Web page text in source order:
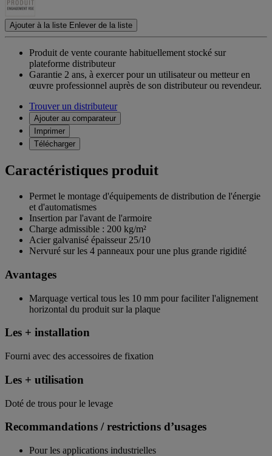
Ajouter à la liste Enlever de la liste
Produit de vente courante habituellement stocké sur
plateforme distributeur
Garantie 2 ans, à exercer pour un utilisateur ou metteur en
œuvre professionnel auprès de son distributeur ou revendeur.
Trouver un distributeur
Ajouter au comparateur
Imprimer
Télécharger
Caractéristiques produit
Permet le montage d'équipements de distribution de l'énergie
et d'automatismes
Insertion par l'avant de l'armoire
Charge admissible : 200 kg/m²
Acier galvanisé épaisseur 25/10
Nervuré sur les 4 panneaux pour une plus grande rigidité
Avantages
Marquage vertical tous les 10 mm pour faciliter l'alignement
horizontal du produit sur la plaque
Les + installation
Fourni avec des accessoires de fixation
Les + utilisation
Doté de trous pour le levage
Recommandations / restrictions d’usages
Pour les applications industrielles